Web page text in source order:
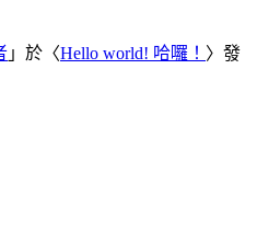
」於〈Hello world! 哈囉！ 〉發